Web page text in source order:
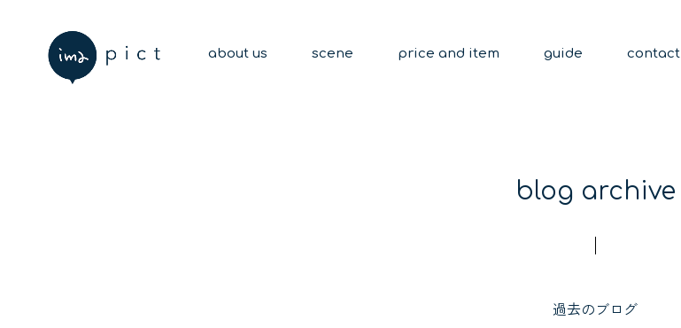
about us scene price and item guide contact
blog archive
過去のブログ